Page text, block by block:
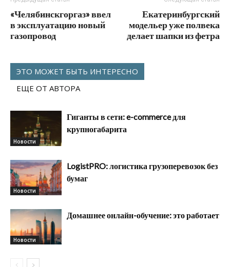
«Челябинскгоргаз» ввел
в эксплуатацию новый
газопровод
Екатеринбургский
модельер уже полвека
делает шапки из фетра
ЭТО МОЖЕТ БЫТЬ ИНТЕРЕСНО
ЕЩЕ ОТ АВТОРА
Новости
Гиганты в сети: e-commerce для
крупногабарита
Новости
LogistPRO: логистика грузоперевозок без
бумаг
Новости
Домашнее онлайн-обучение: это работает